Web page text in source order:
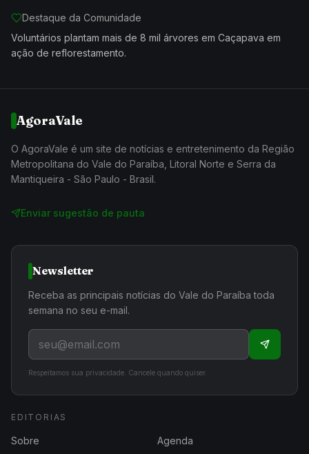
Destaque da Comunidade
Voluntários plantam mais de 8 mil árvores em Caçapava em
ação de reflorestamento.
AgoraVale
O AgoraVale é um site de notícias e entretenimento da Região
Metropolitana do Vale do Paraíba, Litoral Norte e Serra da
Mantiqueira - São Paulo - Brasil.
Enviar sugestão de pauta
Newsletter
Receba as principais notícias do Vale do Paraíba toda
semana no seu e-mail.
Respeitamos sua privacidade. Cancele quando quiser.
EDITORIAS
Sobre Agenda